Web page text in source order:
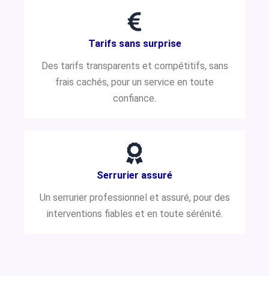
Tarifs sans surprise
Des tarifs transparents et compétitifs, sans
frais cachés, pour un service en toute
confiance.
Serrurier assuré
Un serrurier professionnel et assuré, pour des
interventions fiables et en toute sérénité.